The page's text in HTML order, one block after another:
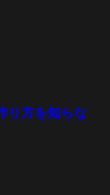
り方を知らな